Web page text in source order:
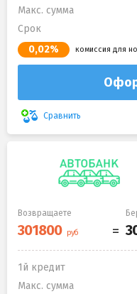
Макс. сумма
Срок
0,02% комиссия для
Сравнить
Возвращаете
1й кредит
Макс. сумма